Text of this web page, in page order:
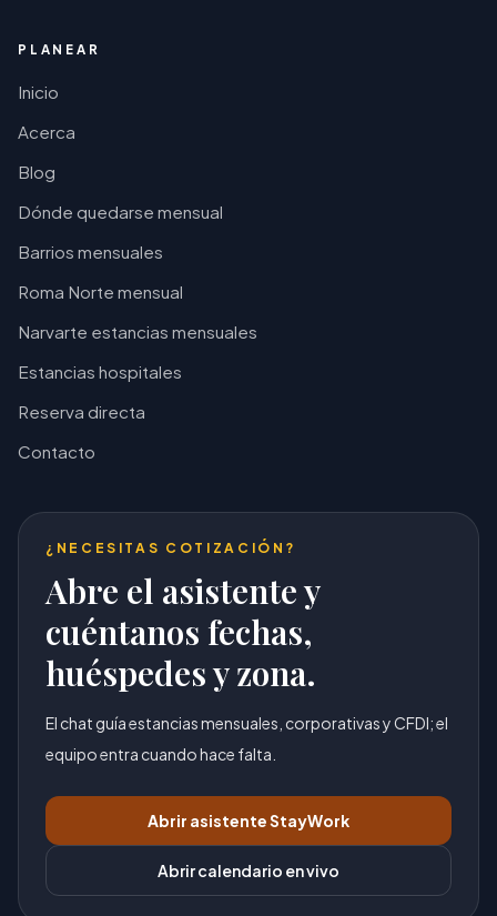
PLANEAR
Inicio
Acerca
Blog
Dónde quedarse mensual
Barrios mensuales
Roma Norte mensual
Narvarte estancias mensuales
Estancias hospitales
Reserva directa
Contacto
¿NECESITAS COTIZACIÓN?
Abre el asistente y
cuéntanos fechas,
huéspedes y zona.
El chat guía estancias mensuales, corporativas y CFDI; el
equipo entra cuando hace falta.
Abrir asistente StayWork
Abrir calendario en vivo